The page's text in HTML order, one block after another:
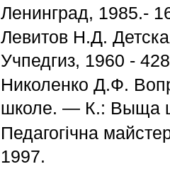
Ленинград, 1985.-
Левитов Н.Д.
Учпедгиз, 1960 -
Николенко Д.Ф.
школе. — К.: Выща
Педагогічна
1997.